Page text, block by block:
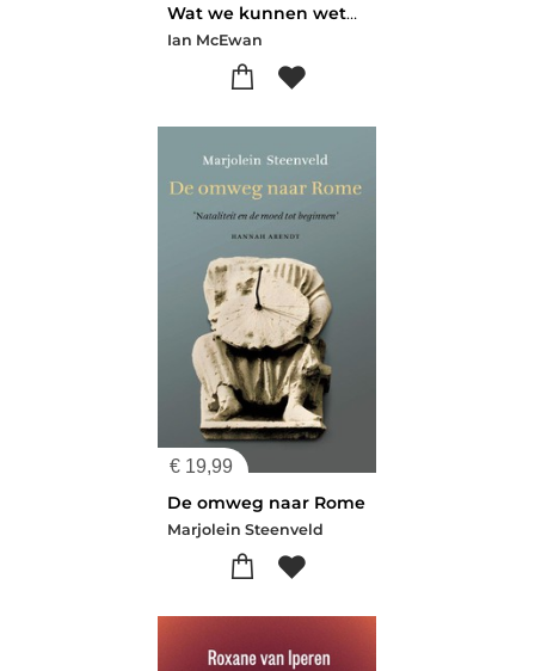
Wat we kunnen weten
Ian McEwan
€ 19,99
De omweg naar Rome
Marjolein Steenveld